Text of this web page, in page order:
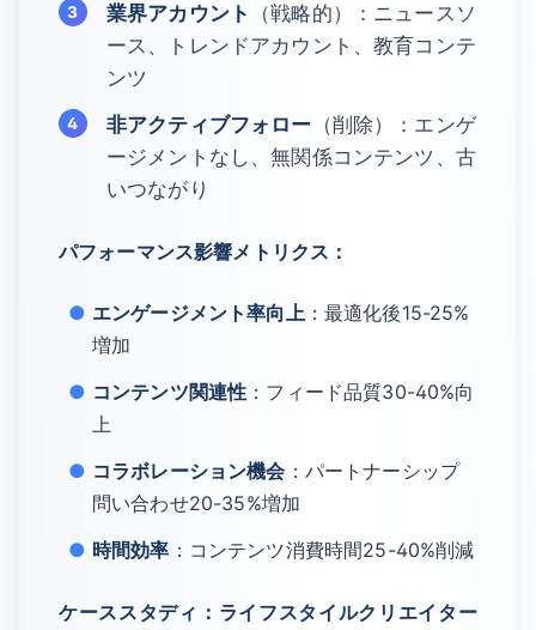
業界アカウント
（戦略的）：ニュースソ
ース、トレンドアカウント、教育コンテ
ンツ
非アクティブフォロー （削除）：エンゲ
ージメントなし、無関係コンテンツ、古
いつながり
パフォーマンス影響メトリクス：
エンゲージメント率向上：最適化後15-25%
増加
コンテンツ関連性 ：フィード品質30-40%向
上
コラボレーション機会：パートナーシップ
問い合わせ20-35%増加
時間効率 ：コンテンツ消費時間25-40%削減
ケーススタディ：ライフスタイルクリエイター